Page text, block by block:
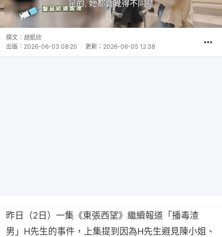
撰文： 胡凱欣
出版： 2026-06-03 08:20 更新： 2026-06-05 12:38
昨日（2日）一集《東張西望》繼續報道「播毒渣
男」H先生的事件，上集提到因為H先生避見陳小姐、